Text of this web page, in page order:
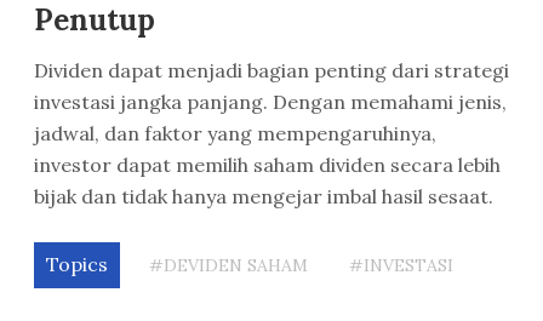
Penutup
Dividen dapat menjadi bagian penting dari strategi
investasi jangka panjang. Dengan memahami jenis,
jadwal, dan faktor yang mempengaruhinya,
investor dapat memilih saham dividen secara lebih
bijak dan tidak hanya mengejar imbal hasil sesaat.
Topics #DEVIDEN SAHAM #INVESTASI